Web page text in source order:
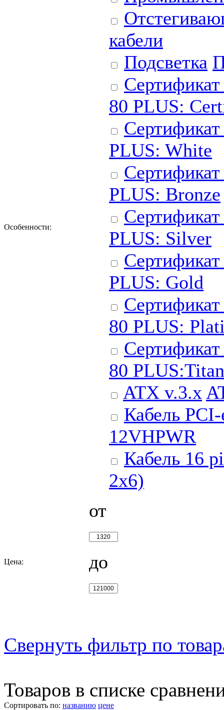
Особенности:
кабели
Подсветка
80 PLUS:
PLUS: White
PLUS: Bronze
PLUS: Silver
PLUS: Gold
80 PLUS:
80
ATX v.3.x
Кабель
12VHPWR
Кабель 16
2x6)
Цена:
от
до
Свернуть фильтр по
Товаров в списке
Сортировать по: названию цене